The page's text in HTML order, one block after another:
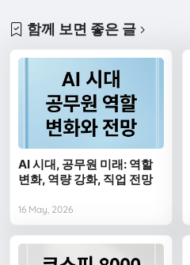
함께 보면 좋은 글
AI 시대, 공무원 미래: 역할
변화, 역량 강화, 직업 전망
16 May, 2026